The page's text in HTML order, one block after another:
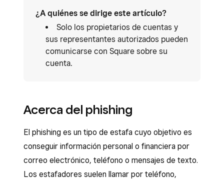
¿A quiénes se dirige este artículo?
Solo los propietarios de cuentas y
sus representantes autorizados pueden
comunicarse con Square sobre su
cuenta.
Acerca del phishing
El phishing es un tipo de estafa cuyo objetivo es
conseguir información personal o financiera por
correo electrónico, teléfono o mensajes de texto.
Los estafadores suelen llamar por teléfono,